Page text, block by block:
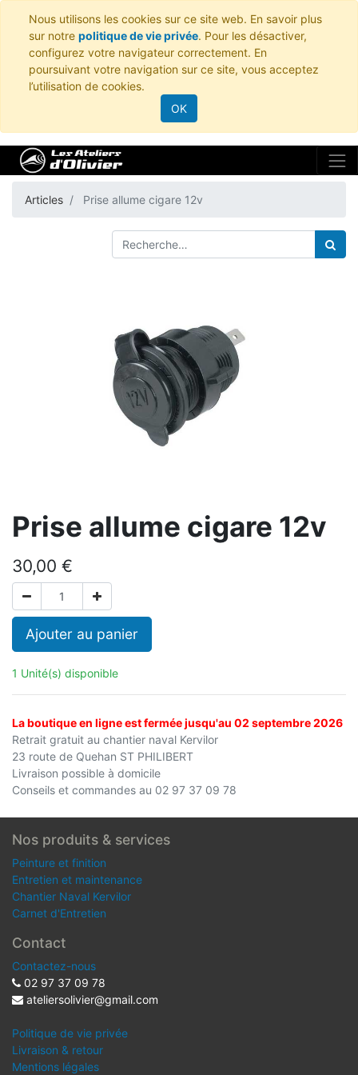
Nous utilisons les cookies sur ce site web. En savoir plus
sur notre politique de vie privée. Pour les désactiver,
configurez votre navigateur correctement. En
poursuivant votre navigation sur ce site, vous acceptez
l’utilisation de cookies.
OK
Articles Prise allume cigare 12v
Prise allume cigare 12v
30,00 €
Ajouter au panier
1 Unité(s) disponible
La boutique en ligne est fermée jusqu'au 02 septembre 2026
Retrait gratuit au chantier naval Kervilor
23 route de Quehan ST PHILIBERT
Livraison possible à domicile
Conseils et commandes au 02 97 37 09 78
Nos produits & services
Peinture et finition
Entretien et maintenance
Chantier Naval Kervilor
Carnet d'Entretien
Contact
Contactez-nous
02 97 37 09 78
ateliersolivier@gmail.com
Politique de vie privée
Livraison & retour
Mentions légales